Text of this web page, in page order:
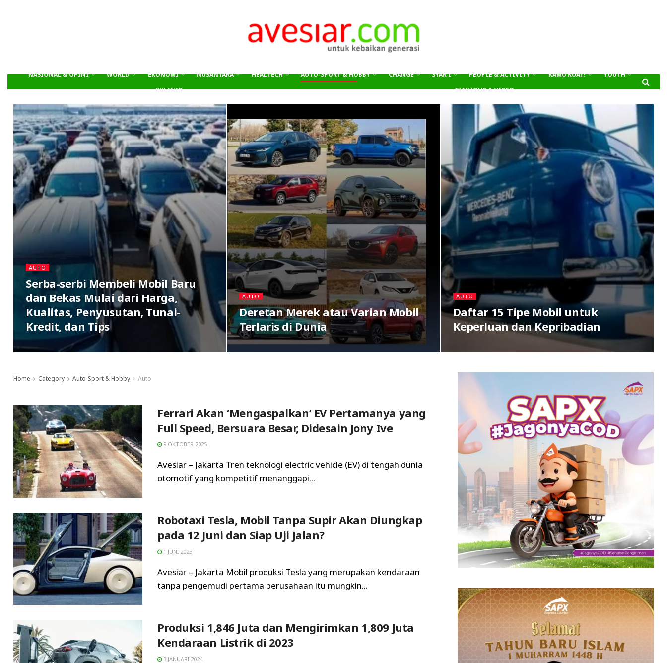
NASIONAL & OPINI WORLD EKONOMI NUSANTARA HEALTECH AUTO-SPORT & HOBBY CHANGE SYAR’I PEOPLE & ACTIVITY KAMU KUAT!
YOUTH
KULINER
CITY JOUR & VIDEO
AUTO
Serba-serbi Membeli Mobil Baru
dan Bekas Mulai dari Harga,
Kualitas, Penyusutan, Tunai-
Kredit, dan Tips
AUTO
Deretan Merek atau Varian Mobil
Terlaris di Dunia
AUTO
Daftar 15 Tipe Mobil untuk
Keperluan dan Kepribadian
Home Category Auto-Sport & Hobby Auto
Ferrari Akan ‘Mengaspalkan’ EV Pertamanya yang
Full Speed, Bersuara Besar, Didesain Jony Ive
9 OKTOBER 2025
Avesiar – Jakarta Tren teknologi electric vehicle (EV) di tengah dunia
otomotif yang kompetitif menanggapi...
Robotaxi Tesla, Mobil Tanpa Supir Akan Diungkap
pada 12 Juni dan Siap Uji Jalan?
1 JUNI 2025
Avesiar – Jakarta Mobil produksi Tesla yang merupakan kendaraan
tanpa pengemudi pertama perusahaan itu mungkin...
Produksi 1,846 Juta dan Mengirimkan 1,809 Juta
Kendaraan Listrik di 2023
3 JANUARI 2024